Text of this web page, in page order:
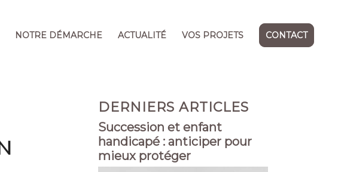
NOTRE DÉMARCHE ACTUALITÉ VOS PROJETS CONTACT
DERNIERS ARTICLES
Succession et enfant
handicapé : anticiper pour
mieux protéger